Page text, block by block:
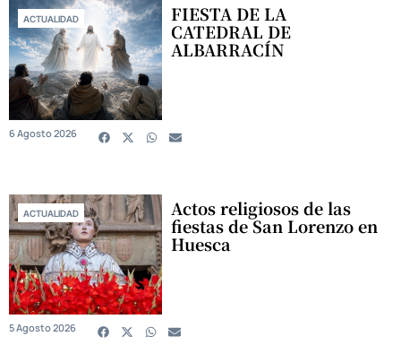
ACTUALIDAD FIESTA DE LA
CATEDRAL DE
ALBARRACÍN
6 Agosto 2026
ACTUALIDAD Actos religiosos de las
fiestas de San Lorenzo en
Huesca
5 Agosto 2026